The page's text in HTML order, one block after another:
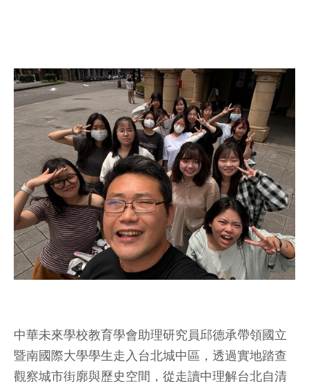
中華未來學校教育學會助理研究員邱德承帶領國立
暨南國際大學學生走入台北城中區，透過實地踏查
觀察城市街廓與歷史空間，從走讀中理解台北自清